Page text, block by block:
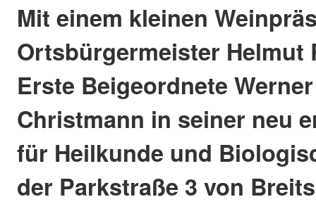
Mit einem kleinen
Ortsbürgermeister Helmut
Erste Beigeordnete
Christmann in seiner neu
für Heilkunde und
der Parkstraße 3 von